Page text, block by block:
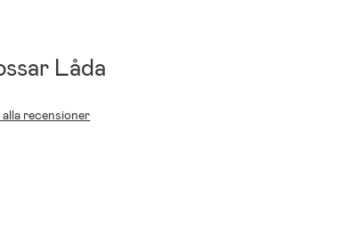
Låda
alla recensioner